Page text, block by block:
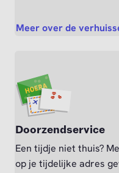
Meer over de
Doorzendservice
Een tijdje niet thuis?
op je tijdelijke adres